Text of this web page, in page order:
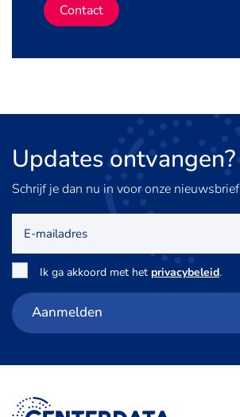
Contact
Updates ontvangen?
Schrijf je dan nu in voor onze nieuwsbrief
mailadres
Toestemming
Ik ga akkoord met het privacybeleid.
Aanmelden